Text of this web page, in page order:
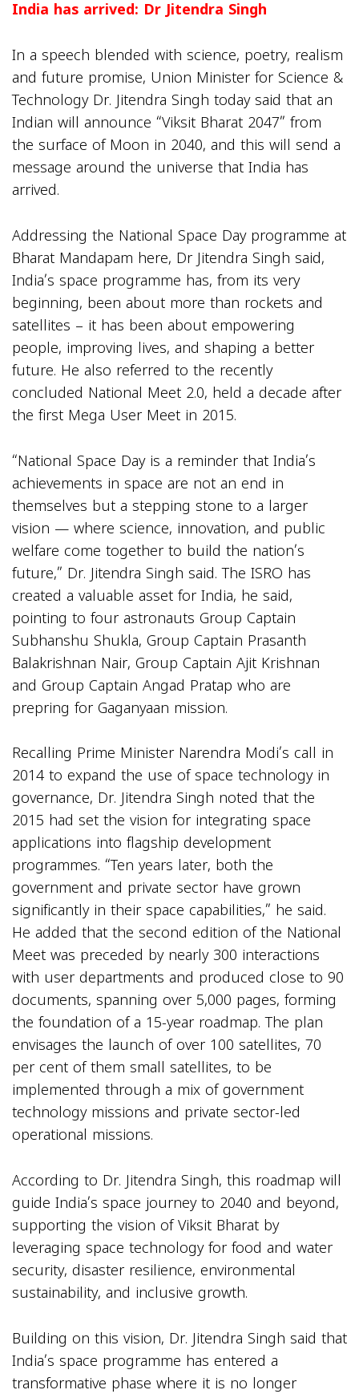
India has arrived: Dr Jitendra Singh
In a speech blended with science, poetry, realism
and future promise, Union Minister for Science &
Technology Dr. Jitendra Singh today said that an
Indian will announce “Viksit Bharat 2047” from
the surface of Moon in 2040, and this will send a
message around the universe that India has
arrived.
Addressing the National Space Day programme at
Bharat Mandapam here, Dr Jitendra Singh said,
India’s space programme has, from its very
beginning, been about more than rockets and
satellites – it has been about empowering
people, improving lives, and shaping a better
future. He also referred to the recently
concluded National Meet 2.0, held a decade after
the first Mega User Meet in 2015.
“National Space Day is a reminder that India’s
achievements in space are not an end in
themselves but a stepping stone to a larger
vision — where science, innovation, and public
welfare come together to build the nation’s
future,” Dr. Jitendra Singh said. The ISRO has
created a valuable asset for India, he said,
pointing to four astronauts Group Captain
Subhanshu Shukla, Group Captain Prasanth
Balakrishnan Nair, Group Captain Ajit Krishnan
and Group Captain Angad Pratap who are
prepring for Gaganyaan mission.
Recalling Prime Minister Narendra Modi’s call in
2014 to expand the use of space technology in
governance, Dr. Jitendra Singh noted that the
2015 had set the vision for integrating space
applications into flagship development
programmes. “Ten years later, both the
government and private sector have grown
significantly in their space capabilities,” he said.
He added that the second edition of the National
Meet was preceded by nearly 300 interactions
with user departments and produced close to 90
documents, spanning over 5,000 pages, forming
the foundation of a 15-year roadmap. The plan
envisages the launch of over 100 satellites, 70
per cent of them small satellites, to be
implemented through a mix of government
technology missions and private sector-led
operational missions.
According to Dr. Jitendra Singh, this roadmap will
guide India’s space journey to 2040 and beyond,
supporting the vision of Viksit Bharat by
leveraging space technology for food and water
security, disaster resilience, environmental
sustainability, and inclusive growth.
Building on this vision, Dr. Jitendra Singh said that
India’s space programme has entered a
transformative phase where it is no longer